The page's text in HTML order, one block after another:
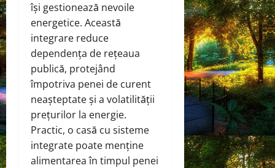
își gestionează nevoile
energetice. Această
integrare reduce
dependența de rețeaua
publică, protejând
împotriva penei de curent
neașteptate și a volatilității
prețurilor la energie.
Practic, o casă cu sisteme
integrate poate menține
alimentarea în timpul penei